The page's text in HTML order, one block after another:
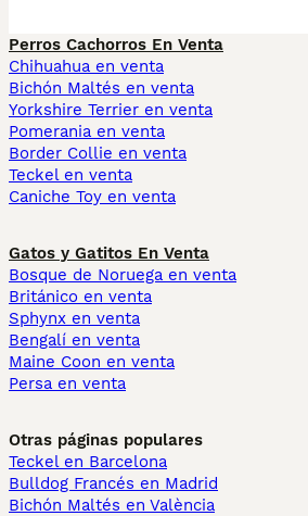
Perros Cachorros En Venta
Chihuahua en venta
Bichón Maltés en venta
Yorkshire Terrier en venta
Pomerania en venta
Border Collie en venta
Teckel en venta
Caniche Toy en venta
Gatos y Gatitos En Venta
Bosque de Noruega en venta
Británico en venta
Sphynx en venta
Bengalí en venta
Maine Coon en venta
Persa en venta
Otras páginas populares
Teckel en Barcelona
Bulldog Francés en Madrid
Bichón Maltés en València